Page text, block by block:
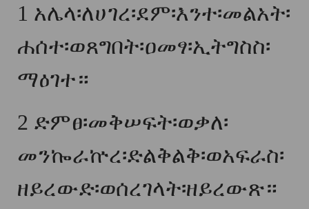
1 አሌላ፡ለሀገረ፡ደም፡እንተ፡መልአት፡
ሐሰተ፡ወጸግበት፡ዐመፃ፡ኢትግስስ፡
ማዕገተ።
2 ድምፀ፡መቅሠፍት፡ወቃለ፡
መንኰራኵረ፡ድልቅልቅ፡ወአፍራስ፡
ዘይረውድ፡ወሰረገላት፡ዘይረውጽ።